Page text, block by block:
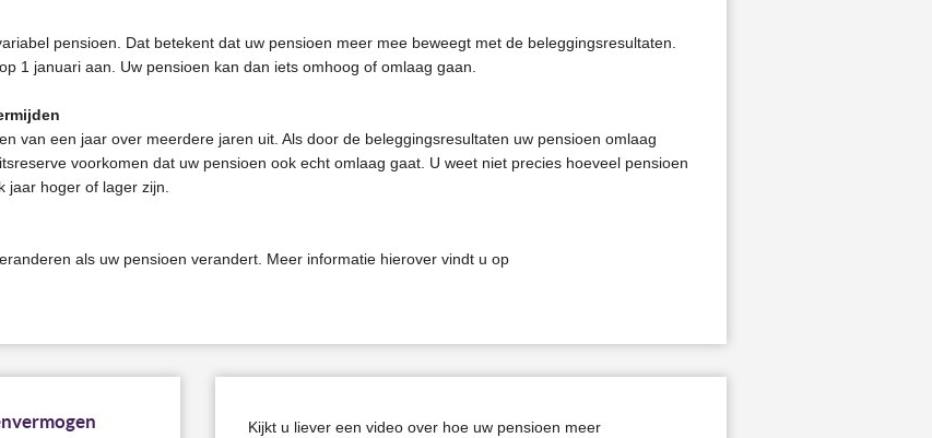
pensioen. Dat betekent dat uw pensioen meer mee beweegt met de beleggingsresultaten.
1 januari aan. Uw pensioen kan dan iets omhoog of omlaag gaan.
van een jaar over meerdere jaren uit. Als door de beleggingsresultaten uw pensioen omlaag
voorkomen dat uw pensioen ook echt omlaag gaat. U weet niet precies hoeveel pensioen
jaar hoger of lager zijn.
als uw pensioen verandert. Meer informatie hierover vindt u op
Kijkt u liever een video over hoe uw pensioen meer